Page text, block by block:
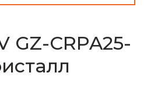
GZ-CRPA25-